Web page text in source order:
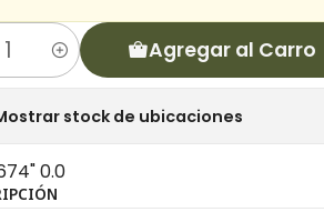
Agregar al Carro
stock de ubicaciones
0.0